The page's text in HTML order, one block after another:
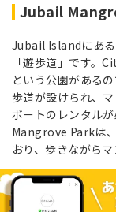
Jubail
Jubail Islandにある
「遊歩道」です
という公園がある
歩道が設けられ、
ボートのレンタル
Mangrove Parkは
おり、歩きながら